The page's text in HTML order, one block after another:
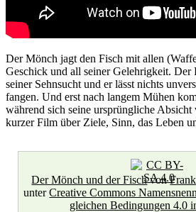
Der Mönch jagt den Fisch mit allen
Geschick und all seiner Gelehrigkeit.
seiner Sehnsucht und er lässt nichts
fangen. Und erst nach langem Mühen
während sich seine ursprüngliche
kurzer Film über Ziele, Sinn, das Leben
Der Mönch und der Fischvon
unterCreative Commons
gleichen Bedingungen 4.0